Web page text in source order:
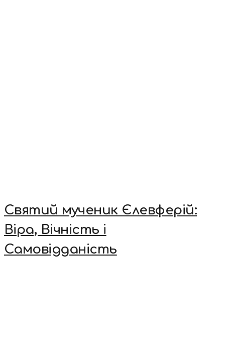
Святий мученик Єлевферій:
Віра, Вічність і
Самовідданість